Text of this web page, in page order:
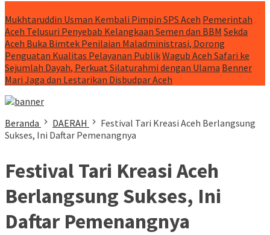
Mukhtaruddin Usman Kembali Pimpin SPS Aceh Pemerintah
Aceh Telusuri Penyebab Kelangkaan Semen dan BBM Sekda
Aceh Buka Bimtek Penilaian Maladministrasi, Dorong
Penguatan Kualitas Pelayanan PublikWagub Aceh Safari ke
Sejumlah Dayah, Perkuat Silaturahmi dengan Ulama Benner
Mari Jaga dan Lestarikan Disbudpar Aceh
Beranda DAERAH
Festival Tari Kreasi Aceh Berlangsung
Sukses, Ini Daftar Pemenangnya
Festival Tari Kreasi Aceh
Berlangsung Sukses, Ini
Daftar Pemenangnya